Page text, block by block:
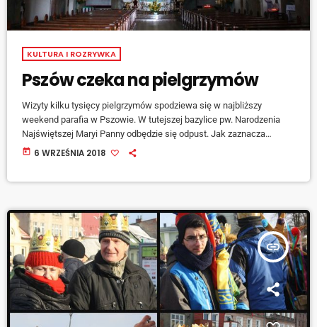
KULTURA I ROZRYWKA
Pszów czeka na pielgrzymów
Wizyty kilku tysięcy pielgrzymów spodziewa się w najbliższy
weekend parafia w Pszowie. W tutejszej bazylice pw. Narodzenia
Najświętszej Maryi Panny odbędzie się odpust. Jak zaznacza
proboszcz parafii, ks. Andrzej Pyrsz, pielgrzymi przyjadą z
sprawować będzie wielu […]
today 6 WRZEŚNIA 2018
insert_link